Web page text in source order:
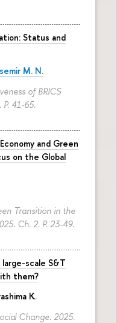
Status and
M. N.
of BRICS
P. 41-65.
and Green
on the Global
Transition in the
Ch. 2. P. 23-49.
scale S&T
them?
K.
Change. 2025.